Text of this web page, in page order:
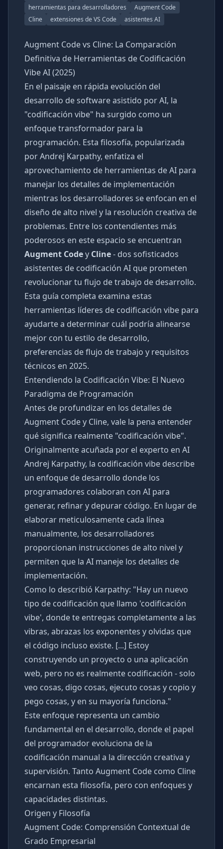
herramientas para desarrolladores
Augment Code
Cline
extensiones de VS Code asistentes AI
Augment Code vs Cline: La Comparación
Definitiva de Herramientas de Codificación
Vibe AI (2025)
En el paisaje en rápida evolución del
desarrollo de software asistido por AI, la
"codificación vibe" ha surgido como un
enfoque transformador para la
programación. Esta filosofía, popularizada
por Andrej Karpathy, enfatiza el
aprovechamiento de herramientas de AI para
manejar los detalles de implementación
mientras los desarrolladores se enfocan en el
diseño de alto nivel y la resolución creativa de
problemas. Entre los contendientes más
poderosos en este espacio se encuentran
Augment Codey Cline- dos sofisticados
asistentes de codificación AI que prometen
revolucionar tu flujo de trabajo de desarrollo.
Esta guía completa examina estas
herramientas líderes de codificación vibe para
ayudarte a determinar cuál podría alinearse
mejor con tu estilo de desarrollo,
preferencias de flujo de trabajo y requisitos
técnicos en 2025.
Entendiendo la Codificación Vibe: El Nuevo
Paradigma de Programación
Antes de profundizar en los detalles de
Augment Code y Cline, vale la pena entender
qué significa realmente "codificación vibe".
Originalmente acuñada por el experto en AI
Andrej Karpathy, la codificación vibe describe
un enfoque de desarrollo donde los
programadores colaboran con AI para
generar, refinar y depurar código. En lugar de
elaborar meticulosamente cada línea
manualmente, los desarrolladores
proporcionan instrucciones de alto nivel y
permiten que la AI maneje los detalles de
implementación.
Como lo describió Karpathy: "Hay un nuevo
tipo de codificación que llamo 'codificación
vibe', donde te entregas completamente a las
vibras, abrazas los exponentes y olvidas que
el código incluso existe. [...] Estoy
construyendo un proyecto o una aplicación
web, pero no es realmente codificación - solo
veo cosas, digo cosas, ejecuto cosas y copio y
pego cosas, y en su mayoría funciona."
Este enfoque representa un cambio
fundamental en el desarrollo, donde el papel
del programador evoluciona de la
codificación manual a la dirección creativa y
supervisión. Tanto Augment Code como Cline
encarnan esta filosofía, pero con enfoques y
capacidades distintas.
Origen y Filosofía
Augment Code: Comprensión Contextual de
Grado Empresarial